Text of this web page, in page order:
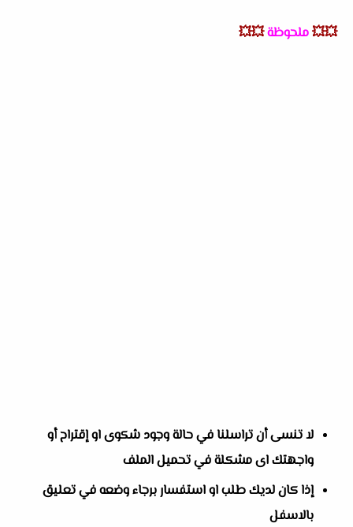
💥💥ملحوظة💥💥
لا تنسى أن تراسلنا في حالة وجود شكوى او إقتراح أو
واجهتك اى مشكلة في تحميل الملف
إذا كان لديك طلب او استفسار برجاء وضعه في تعليق
بالاسفل